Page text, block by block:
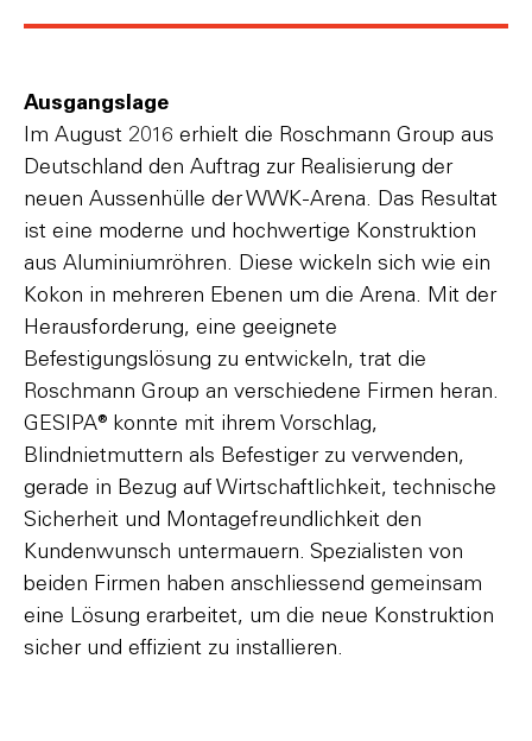
Ausgangslage
Im August 2016 erhielt die Roschmann Group aus
Deutschland den Auftrag zur Realisierung der
neuen Aussenhülle der WWK-Arena. Das Resultat
ist eine moderne und hochwertige Konstruktion
aus Aluminiumröhren. Diese wickeln sich wie ein
Kokon in mehreren Ebenen um die Arena. Mit der
Herausforderung, eine geeignete
Befestigungslösung zu entwickeln, trat die
Roschmann Group an verschiedene Firmen heran.
GESIPA® konnte mit ihrem Vorschlag,
Blindnietmuttern als Befestiger zu verwenden,
gerade in Bezug auf Wirtschaftlichkeit, technische
Sicherheit und Montagefreundlichkeit den
Kundenwunsch untermauern. Spezialisten von
beiden Firmen haben anschliessend gemeinsam
eine Lösung erarbeitet, um die neue Konstruktion
sicher und effizient zu installieren.